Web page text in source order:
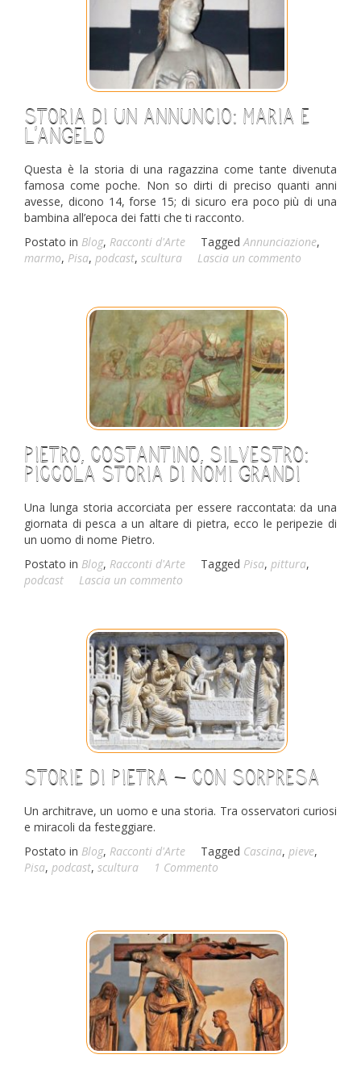
Storia di un annuncio: Maria e
l’angelo
Questa è la storia di una ragazzina come tante divenuta
famosa come poche. Non so dirti di preciso quanti anni
avesse, dicono 14, forse 15; di sicuro era poco più di una
bambina all’epoca dei fatti che ti racconto.
Postato in Blog, Racconti d'Arte TaggedAnnunciazione,
marmo, Pisa, podcast, scultura Lascia un commento
Pietro, Costantino, Silvestro:
piccola storia di nomi grandi
Una lunga storia accorciata per essere raccontata: da una
giornata di pesca a un altare di pietra, ecco le peripezie di
un uomo di nome Pietro.
Postato in Blog, Racconti d'Arte Tagged Pisa, pittura,
podcast
Lascia un commento
Storie di pietra – con sorpresa
Un architrave, un uomo e una storia. Tra osservatori curiosi
e miracoli da festeggiare.
Postato in Blog, Racconti d'Arte Tagged Cascina, pieve,
Pisa, podcast, scultura 1 Commento